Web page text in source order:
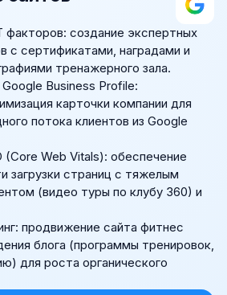
факторов: создание экспертных
с сертификатами, наградами и
тренажерного зала.
Business Profile:
карточки компании для
потока клиентов из Google
(Core Web Vitals): обеспечение
загрузки страниц с тяжелым
(видео туры по клубу 360) и
продвижение сайта фитнес
блога (программы тренировок,
для роста органического